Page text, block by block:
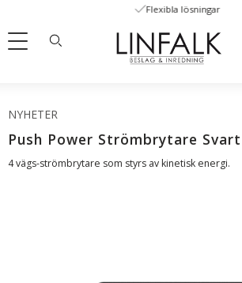
Meny
Flexibla lösningar
NYHETER
Push Power Strömbrytare
4 vägs-strömbrytare som styrs av kinetisk energi.